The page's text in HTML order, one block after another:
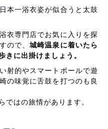
本一浴衣姿が似合うと太鼓
衣専門店でお気に入りを探
ので、 城崎温泉に着いたら
きに出掛けましょう。
射的やスマートボールで遊
の味覚に舌鼓を打つのも良
ではの旅情があります。